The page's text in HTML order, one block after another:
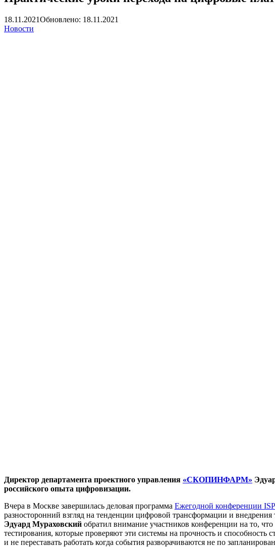
18.11.2021Обновлено: 18.11.2021
Новости
Директор департамента проектного управления «СКОПИНФАРМ»
российского опыта цифровизации.
Вчера в Москве завершилась деловая программа Ежегодной конференции
разносторонний взгляд на тенденции цифровой трансформации и
Эдуард Мураховский обратил внимание участников конференции на то,
тестирования, которые проверяют эти системы на прочность и
и не переставать работать когда события разворачиваются не по